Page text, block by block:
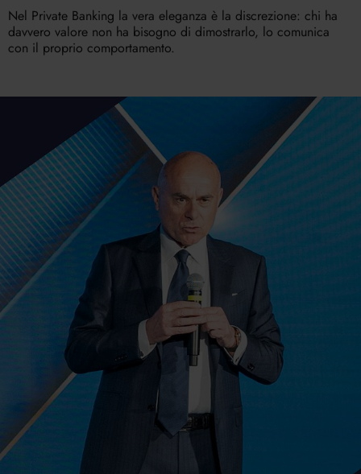
Nel Private Banking la vera eleganza è la discrezione: chi ha
davvero valore non ha bisogno di dimostrarlo, lo comunica
con il proprio comportamento.